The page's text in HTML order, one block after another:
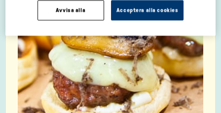
Avvisa alla Acceptera alla cookies